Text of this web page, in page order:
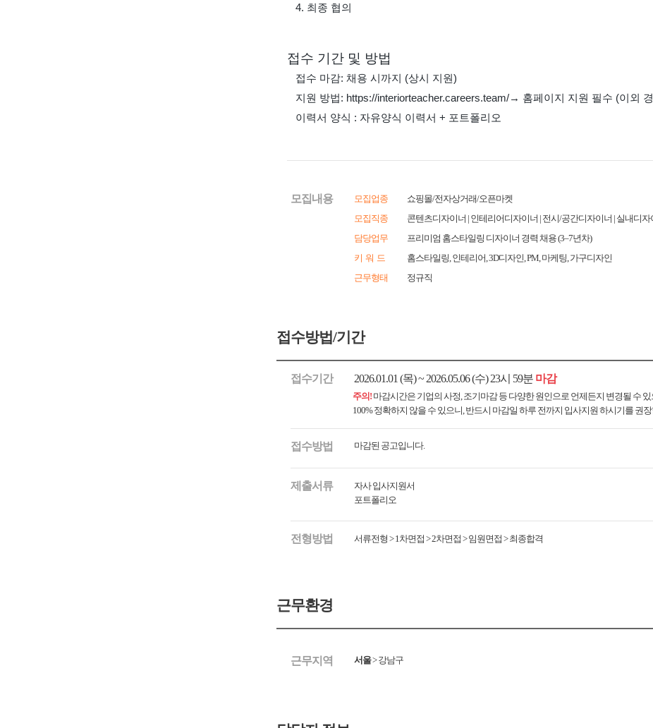
모집내용 모집업종
쇼핑몰/전자상거래/오픈마켓
모집직종
콘텐츠디자이너 | 인테리어디자이너 | 전시/공간디자이너 | 실내디자
담당업무
프리미엄 홈스타일링 디자이너 경력 채용 (3–7년차)
키 워 드
홈스타일링, 인테리어, 3D디자인, PM, 마케팅, 가구디자인
근무형태
정규직
접수방법/기간
접수기간 2026.01.01 (목) ~ 2026.05.06 (수) 23시 59분 마감
주의! 마감시간은 기업의 사정, 조기마감 등 다양한 원인으로 언제든지 변경될 수
100% 정확하지 않을 수 있으니, 반드시 마감일 하루 전까지 입사지원 하시기를 권
접수방법 마감된 공고입니다.
제출서류
자사 입사지원서
포트폴리오
전형방법 서류전형 > 1차면접 > 2차면접 > 임원면접 > 최종합격
근무환경
근무지역 서울>강남구